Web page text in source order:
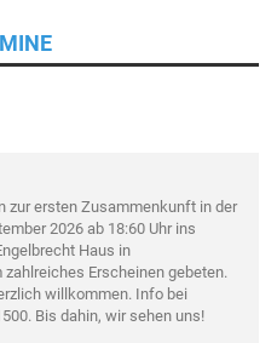
zur ersten Zusammenkunft in der
2026 ab 18:60 Uhr ins
Haus in
Erscheinen gebeten.
willkommen. Info bei
Bis dahin, wir sehen uns!